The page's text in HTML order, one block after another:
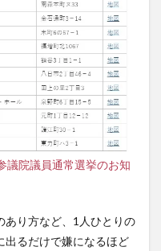
院議員通常選挙のお知
あり方など、1人ひとりの
出るだけで嫌になるほど